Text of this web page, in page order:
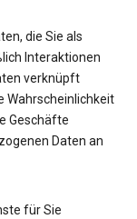
die Sie als
Interaktionen
verknüpft
Wahrscheinlichkeit
Geschäfte
Daten an
für Sie